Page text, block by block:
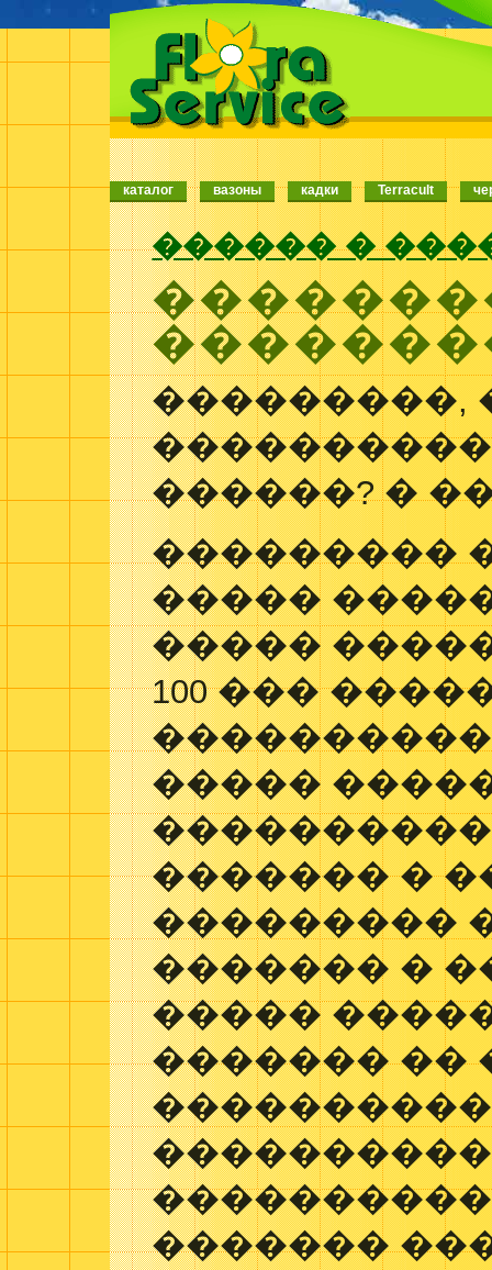
каталог вазоны кадки Terracult
������ �
���������,
������? �
���������
�����
�����
100 ���
�����
������� �
���������
������� �
�����
������� ��
�������